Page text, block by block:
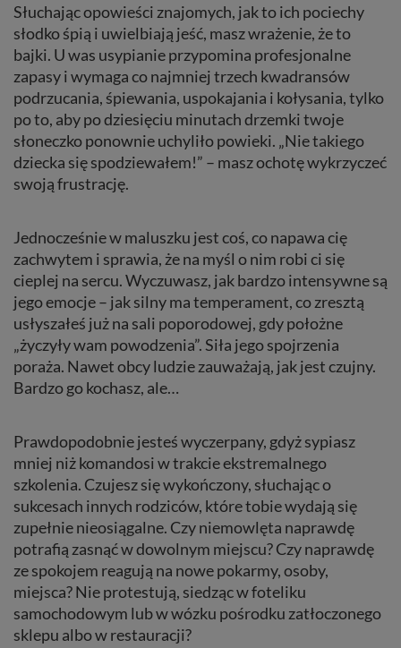
Słuchając opowieści znajomych, jak to ich pociechy
słodko śpią i uwielbiają jeść, masz wrażenie, że to
bajki. U was usypianie przypomina profesjonalne
zapasy i wymaga co najmniej trzech kwadransów
podrzucania, śpiewania, uspokajania i kołysania, tylko
po to, aby po dziesięciu minutach drzemki twoje
słoneczko ponownie uchyliło powieki. „Nie takiego
dziecka się spodziewałem!” – masz ochotę wykrzyczeć
swoją frustrację.
Jednocześnie w maluszku jest coś, co napawa cię
zachwytem i sprawia, że na myśl o nim robi ci się
cieplej na sercu. Wyczuwasz, jak bardzo intensywne są
jego emocje – jak silny ma temperament, co zresztą
usłyszałeś już na sali poporodowej, gdy położne
„życzyły wam powodzenia”. Siła jego spojrzenia
poraża. Nawet obcy ludzie zauważają, jak jest czujny.
Bardzo go kochasz, ale…
Prawdopodobnie jesteś wyczerpany, gdyż sypiasz
mniej niż komandosi w trakcie ekstremalnego
szkolenia. Czujesz się wykończony, słuchając o
sukcesach innych rodziców, które tobie wydają się
zupełnie nieosiągalne. Czy niemowlęta naprawdę
potrafią zasnąć w dowolnym miejscu? Czy naprawdę
ze spokojem reagują na nowe pokarmy, osoby,
miejsca? Nie protestują, siedząc w foteliku
samochodowym lub w wózku pośrodku zatłoczonego
sklepu albo w restauracji?